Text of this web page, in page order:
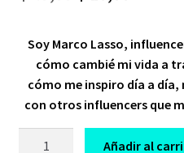
was:
$ 49,00.
is:
$
Soy Marco Lasso,
cómo cambié mi vida a
cómo me inspiro día a
con otros influencers que
Añadir al